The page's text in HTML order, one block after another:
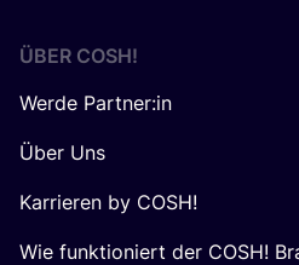
ÜBER COSH!
Werde Partner:in
Über Uns
Karrieren by COSH!
Wie funktioniert der COSH!